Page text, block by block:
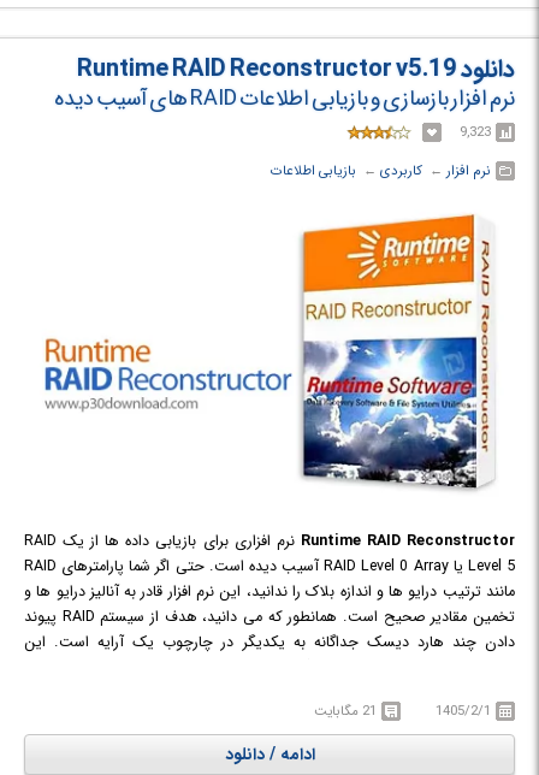
دانلود Runtime RAID Reconstructor v5.19
نرم افزار بازسازی و بازیابی اطلاعات RAID های آسیب دیده
9,323
نرم افزار ← ‏ کاربردی ← ‏ بازیابی اطلاعات
Runtime RAID Reconstructor
نرم افزاری برای بازیابی داده ها از یک RAID
Level 5 یا RAID Level 0 Array آسیب دیده است. حتی اگر شما پارامترهای RAID
مانند ترتیب درایو ها و اندازه بلاک را ندانید، این نرم افزار قادر به آنالیز درایو ها و
تخمین مقادیر صحیح است. همانطور که می دانید، هدف از سیستم RAID پیوند
دادن چند هارد دیسک جداگانه به یکدیگر در چارچوب یک آرایه است. این
است، به همین دلیل با کمک این روش می توان چند هارد دیسک ارزان قیمت را
به یکدیگر متصل کرد تا یک هارد دیسک با فضای بیشتر و کارایی بهتر تولید شود.
حال اگر اطلاعاتی از این هارد ها که بر پایه RAID می باشند از دست برود به
1405/2/1 21 مگابایت
ادامه / دانلود